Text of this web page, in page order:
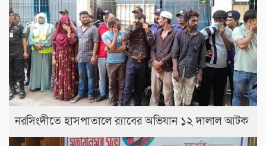
নরসিংদীতে হাসপাতালে র‍্যাবের অভিযান ১২ দালাল আটক